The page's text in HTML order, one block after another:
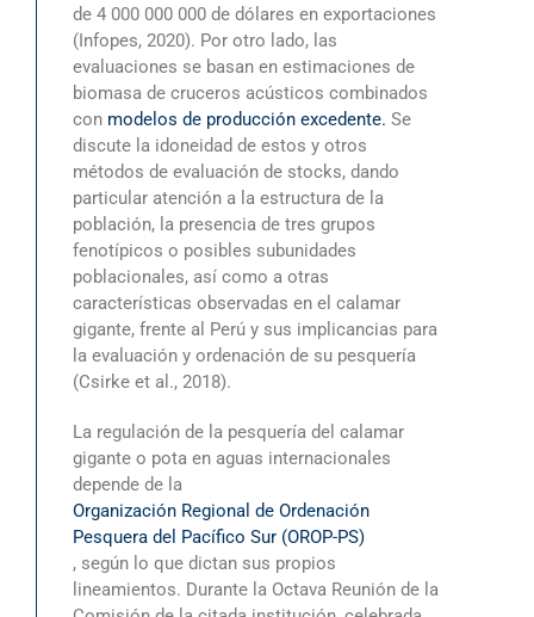
de 4 000 000 000 de dólares en exportaciones
(Infopes, 2020). Por otro lado, las
evaluaciones se basan en estimaciones de
biomasa de cruceros acústicos combinados
con modelos de producción excedente. Se
discute la idoneidad de estos y otros
métodos de evaluación de stocks, dando
particular atención a la estructura de la
población, la presencia de tres grupos
fenotípicos o posibles subunidades
poblacionales, así como a otras
características observadas en el calamar
gigante, frente al Perú y sus implicancias para
la evaluación y ordenación de su pesquería
(Csirke et al., 2018).
La regulación de la pesquería del calamar
gigante o pota en aguas internacionales
depende de la
Organización Regional de Ordenación
Pesquera del Pacífico Sur (OROP-PS)
, según lo que dictan sus propios
lineamientos. Durante la Octava Reunión de la